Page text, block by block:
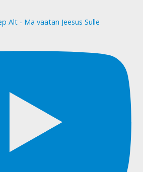
Alt - Ma vaatan Jeesus Sulle